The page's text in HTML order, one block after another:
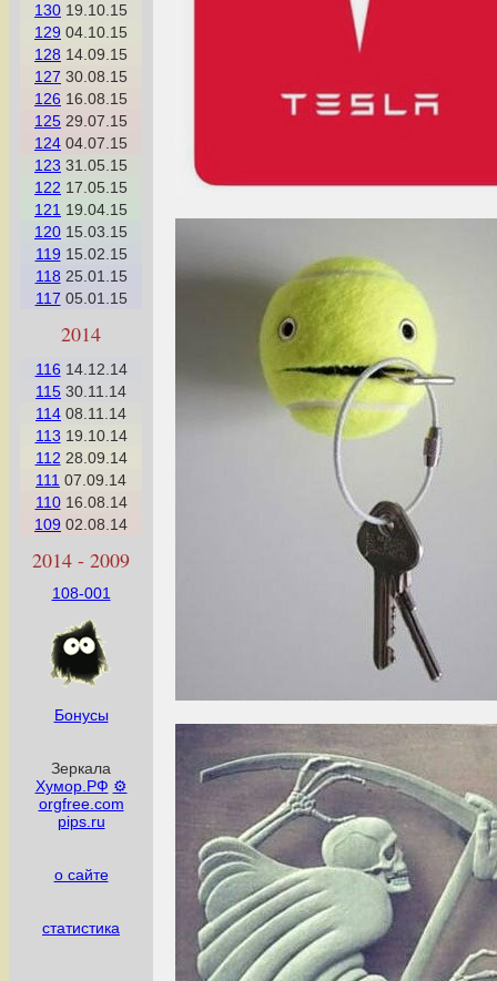
130 19.10.15
129 04.10.15
128 14.09.15
127 30.08.15
126 16.08.15
125 29.07.15
124 04.07.15
123 31.05.15
122 17.05.15
121 19.04.15
120 15.03.15
119 15.02.15
118 25.01.15
117 05.01.15
2014
116 14.12.14
115 30.11.14
114 08.11.14
113 19.10.14
112 28.09.14
111 07.09.14
11016.08.14
109 02.08.14
2014 - 2009
108-001
Бонусы
Зеркала
Хумор.РФ ⚙
orgfree.com
pips.ru
о сайте
статистика